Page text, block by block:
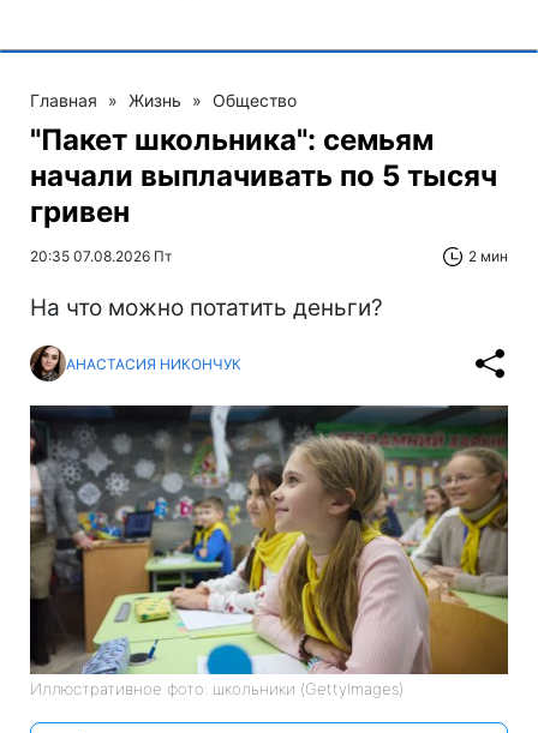
Главная » Жизнь » Общество
"Пакет школьника": семьям
начали выплачивать по 5 тысяч
гривен
20:35 07.08.2026 Пт 2 мин
На что можно потатить деньги?
АНАСТАСИЯ НИКОНЧУК
Иллюстративное фото: школьники (GettyImages)